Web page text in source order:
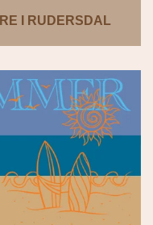
I RUDERSDAL